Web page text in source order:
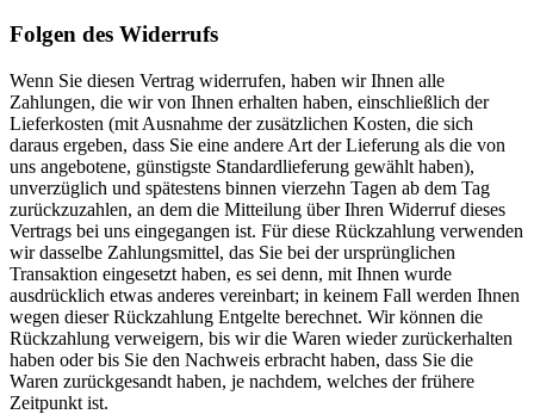
Folgen des Widerrufs
Wenn Sie diesen Vertrag widerrufen, haben wir Ihnen alle
Zahlungen, die wir von Ihnen erhalten haben, einschließlich der
Lieferkosten (mit Ausnahme der zusätzlichen Kosten, die sich
daraus ergeben, dass Sie eine andere Art der Lieferung als die von
uns angebotene, günstigste Standardlieferung gewählt haben),
unverzüglich und spätestens binnen vierzehn Tagen ab dem Tag
zurückzuzahlen, an dem die Mitteilung über Ihren Widerruf dieses
Vertrags bei uns eingegangen ist. Für diese Rückzahlung verwenden
wir dasselbe Zahlungsmittel, das Sie bei der ursprünglichen
Transaktion eingesetzt haben, es sei denn, mit Ihnen wurde
ausdrücklich etwas anderes vereinbart; in keinem Fall werden Ihnen
wegen dieser Rückzahlung Entgelte berechnet. Wir können die
Rückzahlung verweigern, bis wir die Waren wieder zurückerhalten
haben oder bis Sie den Nachweis erbracht haben, dass Sie die
Waren zurückgesandt haben, je nachdem, welches der frühere
Zeitpunkt ist.